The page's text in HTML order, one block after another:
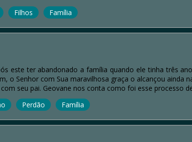
Filhos Família
este ter abandonado a família quando ele tinha três
o Senhor com Sua maravilhosa graça o alcançou ainda
seu pai. Geovane nos conta como foi esse processo
Perdão Família